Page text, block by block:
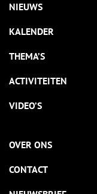
NIEUWS
KALENDER
THEMA’S
ACTIVITEITEN
VIDEO’S
OVER ONS
CONTACT